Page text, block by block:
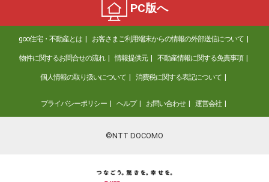
2,399万円
住 所
山形県山形市双月町
建物面積 109.3m²
土地面積
251.65m²
山形県南陽市宮内
価 格
1,280万円
住 所
山形県南陽市宮内
202.05m²
山形県上山市長清水１
PC版へ
goo住宅・不動産とは お客さまご利用端末からの情報の外部送信について
物件に関するお問合せの流れ 情報提供元 不動産情報に関する免責事項
個人情報の取り扱いについて 消費税に関する表記について
プライバシーポリシー ヘルプ お問い合わせ 運営会社
©NTT DOCOMO